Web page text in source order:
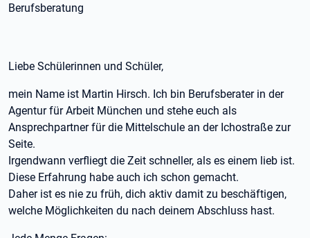
Berufsberatung
Liebe Schülerinnen und Schüler,
mein Name ist Martin Hirsch. Ich bin Berufsberater in der
Agentur für Arbeit München und stehe euch als
Ansprechpartner für die Mittelschule an der Ichostraße zur
Seite.
Irgendwann verfliegt die Zeit schneller, als es einem lieb ist.
Diese Erfahrung habe auch ich schon gemacht.
Daher ist es nie zu früh, dich aktiv damit zu beschäftigen,
welche Möglichkeiten du nach deinem Abschluss hast.